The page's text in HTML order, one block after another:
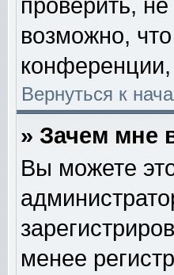
проверить,
возможно,
Вернуться к
» Зачем мне
Вы можете
менее